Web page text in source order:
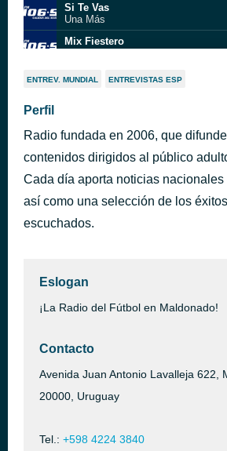
Si Te Vas
Una Más
Mix Fiestero
Picadito
Morena
Mr. Gato
Bosque
Mustard
ENTREV. MUNDIAL ENTREVISTAS ESP
Perfil
Radio fundada en 2006, que
contenidos dirigidos al público
Cada día aporta noticias
así como una selección de los
escuchados.
Eslogan
¡La Radio del Fútbol en Maldonado!
Contacto
Avenida Juan Antonio Lavalleja 622,
20000, Uruguay
Tel.: +598 4224 3840